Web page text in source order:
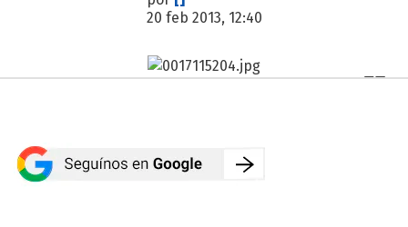
20 feb 2013, 12:40